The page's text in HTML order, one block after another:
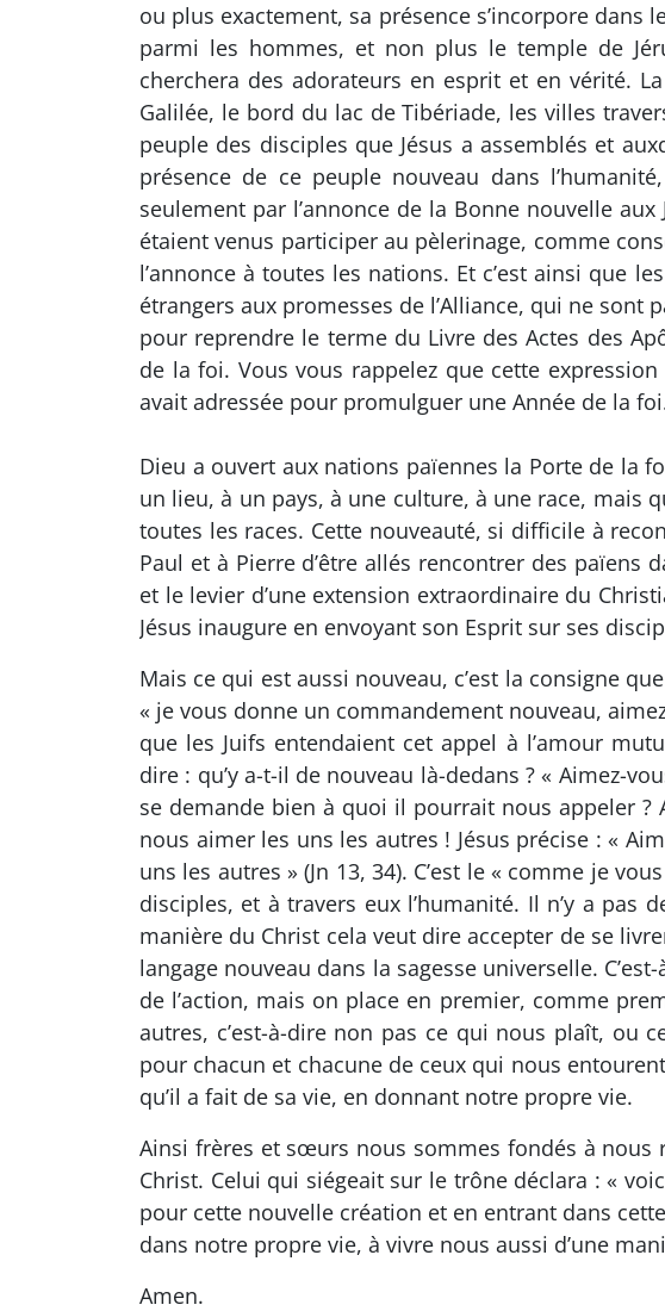
ou plus exactement, sa présence s’incorpore
parmi les hommes, et non plus le temple de
cherchera des adorateurs en esprit et en vérité.
Galilée, le bord du lac de Tibériade, les villes
peuple des disciples que Jésus a assemblés et
présence de ce peuple nouveau dans
seulement par l’annonce de la Bonne nouvelle
étaient venus participer au pèlerinage, comme
l’annonce à toutes les nations. Et c’est ainsi que
étrangers aux promesses de l’Alliance, qui ne
pour reprendre le terme du Livre des Actes des
de la foi. Vous vous rappelez que cette
avait adressée pour promulguer une Année de la
Dieu a ouvert aux nations païennes la Porte de la
un lieu, à un pays, à une culture, à une race, mais
toutes les races. Cette nouveauté, si difficile à
Paul et à Pierre d’être allés rencontrer des
et le levier d’une extension extraordinaire du
Jésus inaugure en envoyant son Esprit sur ses
Mais ce qui est aussi nouveau, c’est la consigne
« je vous donne un commandement nouveau,
que les Juifs entendaient cet appel à l’amour
dire : qu’y a-t-il de nouveau là-dedans ? « Aimez-
se demande bien à quoi il pourrait nous appeler ?
nous aimer les uns les autres ! Jésus précise : «
uns les autres » (Jn 13, 34). C’est le « comme je
disciples, et à travers eux l’humanité. Il n’y a
manière du Christ cela veut dire accepter de se
langage nouveau dans la sagesse universelle.
de l’action, mais on place en premier, comme
autres, c’est-à-dire non pas ce qui nous plaît,
pour chacun et chacune de ceux qui nous
qu’il a fait de sa vie, en donnant notre propre vie.
Ainsi frères et sœurs nous sommes fondés à
Christ. Celui qui siégeait sur le trône déclara : «
pour cette nouvelle création et en entrant dans
dans notre propre vie, à vivre nous aussi d’une
Amen.